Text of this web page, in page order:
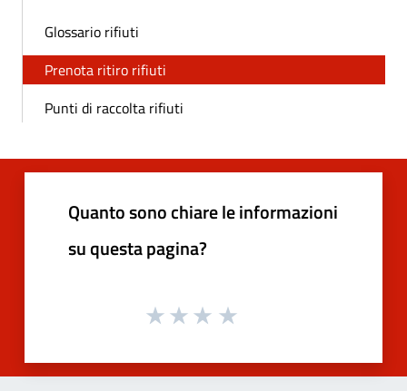
Glossario rifiuti
Prenota ritiro rifiuti
Punti di raccolta rifiuti
Quanto sono chiare le informazioni
su questa pagina?